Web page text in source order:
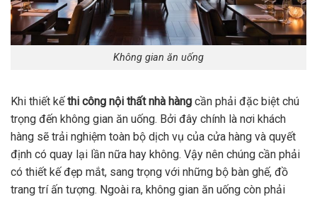
Không gian ăn uống
Khi thiết kếthi công nội thất nhà hàng cần phải đặc biệt chú
trọng đến không gian ăn uống. Bởi đây chính là nơi khách
hàng sẽ trải nghiệm toàn bộ dịch vụ của cửa hàng và quyết
định có quay lại lần nữa hay không. Vậy nên chúng cần phải
có thiết kế đẹp mắt, sang trọng với những bộ bàn ghế, đồ
trang trí ấn tượng. Ngoài ra, không gian ăn uống còn phải